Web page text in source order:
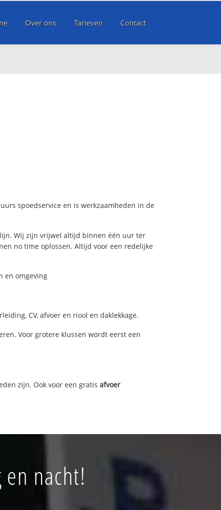
Over ons Tarieven Contact
spoedservice en is werkzaamheden in de
Wij zijn vrijwel altijd binnen één uur ter
no time oplossen. Altijd voor een redelijke
en omgeving
CV, afvoer en riool en daklekkage.
Voor grotere klussen wordt eerst een
zijn. Ook voor een gratisafvoer
nacht!